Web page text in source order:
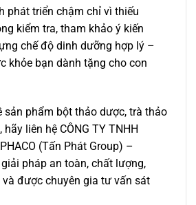
phát triển chậm chỉ vì thiếu
kiểm tra, tham khảo ý kiến
chế độ dinh dưỡng hợp lý –
khỏe bạn dành tặng cho con
sản phẩm bột thảo dược, trà thảo
liên hệ CÔNG TY TNHH
(Tấn Phát Group) –
pháp an toàn, chất lượng,
được chuyên gia tư vấn sát